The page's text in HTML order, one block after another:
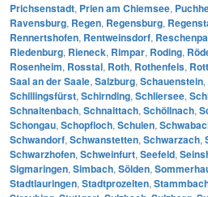
Prichsenstadt, Prien am Chiemsee,
Ravensburg, Regen, Regensburg,
Rennertshofen, Rentweinsdorf,
Riedenburg, Rieneck, Rimpar, Roding,
Rosenheim, Rosstal, Roth, Rothenfels,
Saal an der Saale, Salzburg, Schauenstein,
Schillingsfürst, Schirnding, Schliersee,
Schnaitenbach, Schnaittach, Schöllnach,
Schongau, Schopfloch, Schulen,
Schwandorf, Schwanstetten, Schwarzach,
Schwarzhofen, Schweinfurt, Seefeld,
Sigmaringen, Simbach, Sölden,
Stadtlauringen, Stadtprozelten,